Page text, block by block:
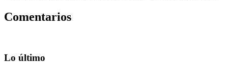
Comentarios
Lo último